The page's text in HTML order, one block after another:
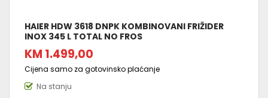
HAIER HDW 3618 DNPK KOMBINOVANI FRIŽIDER
INOX 345 L TOTAL NO FROS
KM 1.499,00
Cijena samo za gotovinsko plaćanje
Na stanju